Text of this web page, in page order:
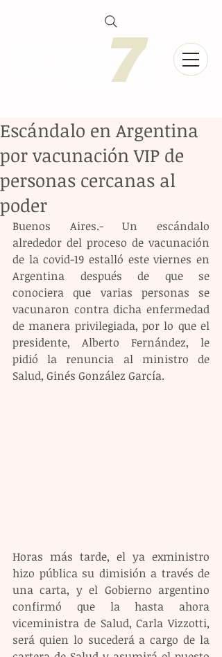
Escándalo en Argentina
por vacunación VIP de
personas cercanas al
poder
Buenos Aires.- Un escándalo
alrededor del proceso de vacunación
de la covid-19 estalló este viernes en
Argentina después de que se
conociera que varias personas se
vacunaron contra dicha enfermedad
de manera privilegiada, por lo que el
presidente, Alberto Fernández, le
pidió la renuncia al ministro de
Salud, Ginés González García.
Horas más tarde, el ya exministro
hizo pública su dimisión a través de
una carta, y el Gobierno argentino
confirmó que la hasta ahora
viceministra de Salud, Carla Vizzotti,
será quien lo sucederá a cargo de la